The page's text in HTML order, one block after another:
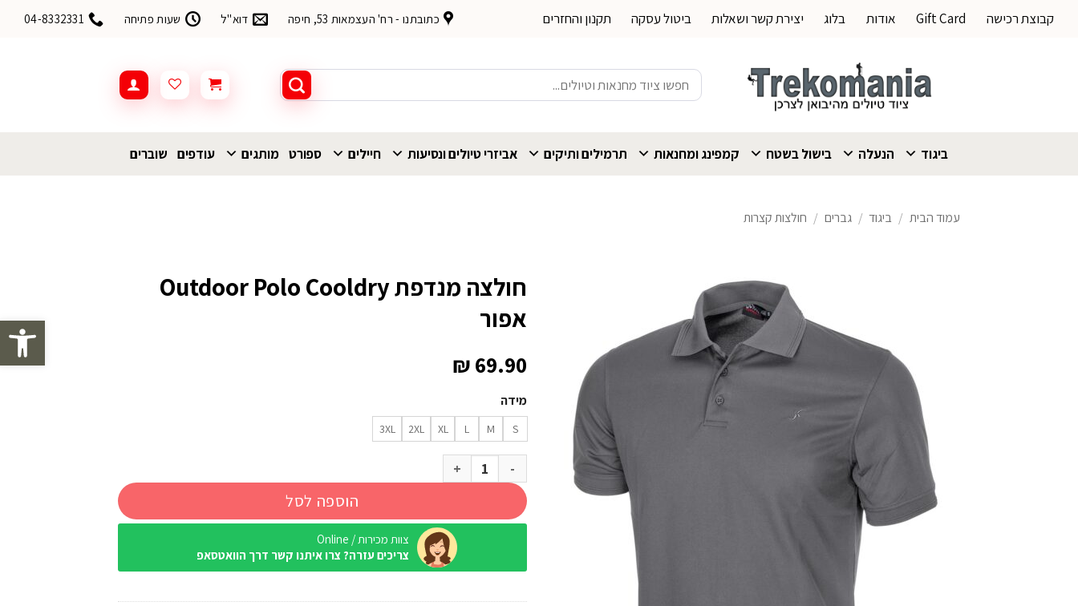
פתח
קבוצת רכישה Gift Card אודות בלוג יצירת קשר ושאלות ביטול עסקה תקנון והחזרים כתובתנו - רח' העצמאות 53, חיפה דוא"ל שעות פתיחה 04-8332331
חיפוש
עבור:
ביגוד הנעלה בישול בשטח קמפינג ומחנאות תרמילים ותיקים אביזרי טיולים ונסיעות חיילים ספורט מותגים עודפים שוברים
עמוד הבית / ביגוד / גברים / חולצות קצרות
חולצה מנדפת Outdoor Polo Cooldry
אפור
₪69.90
מידה
S
M
L
XL
2XL
3XL
כמות של חולצה מנדפת Outdoor Polo Cooldry אפור
הוספה לסל
צוות מכירות / Online
צריכים עזרה? צרו איתנו קשר דרך הוואטסאפ